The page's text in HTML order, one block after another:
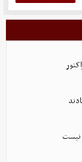
نیست